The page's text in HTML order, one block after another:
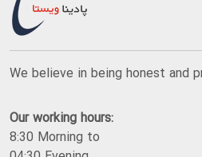
We believe in being honest and
Our working hours:
8:30 Morning to